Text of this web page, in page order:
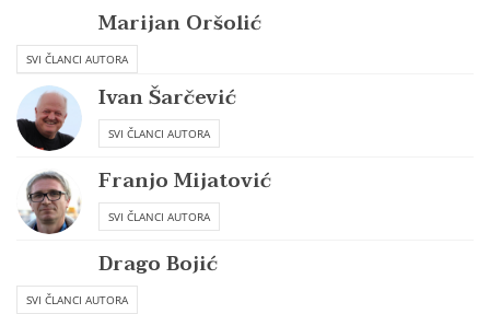
Marijan Oršolić
SVI ČLANCI AUTORA
Ivan Šarčević
SVI ČLANCI AUTORA
Franjo Mijatović
SVI ČLANCI AUTORA
Drago Bojić
SVI ČLANCI AUTORA